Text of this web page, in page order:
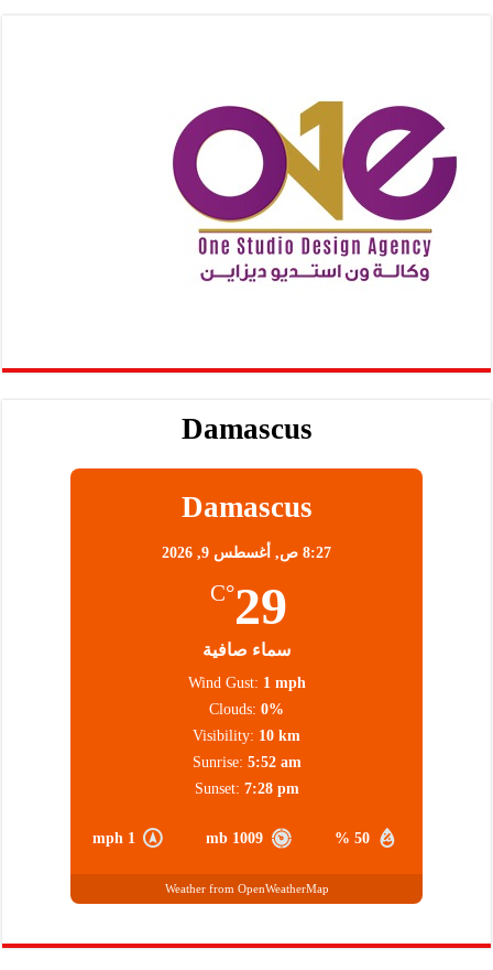
Damascus
Damascus
8:27 ص, أغسطس 9, 2026
29
°C
سماء صافية
50 %
1009 mb
1 mph
Wind Gust: 1 mph
Clouds: 0%
Visibility: 10 km
Sunrise: 5:52 am
Sunset: 7:28 pm
Weather from OpenWeatherMap